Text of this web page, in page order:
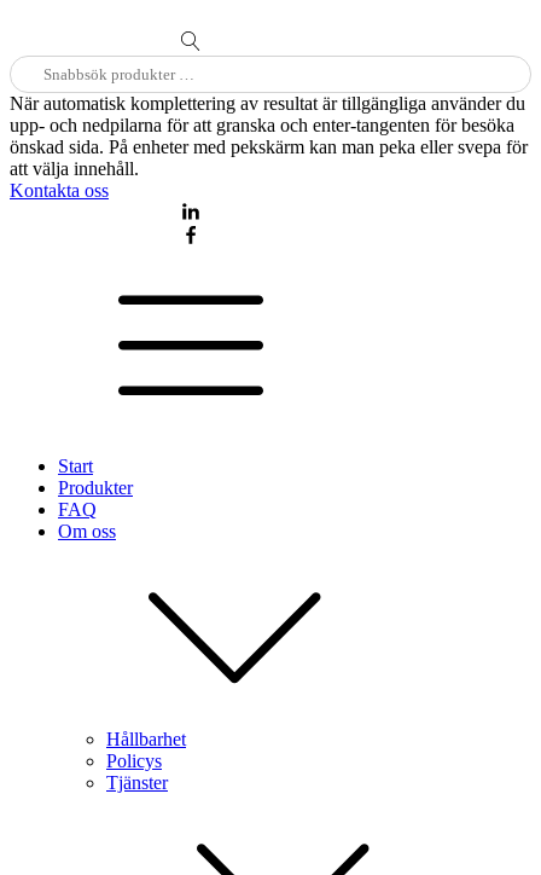
Sök
efter:
När automatisk komplettering av resultat är tillgängliga använder du
upp- och nedpilarna för att granska och enter-tangenten för besöka
önskad sida. På enheter med pekskärm kan man peka eller svepa för
att välja innehåll.
Kontakta oss
Start
Produkter
FAQ
Om oss
Hållbarhet
Policys
Tjänster